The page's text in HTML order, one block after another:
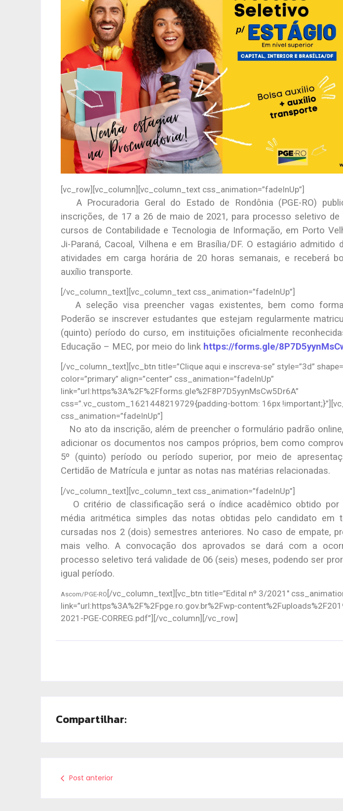
[vc_row][vc_column][vc_column_text css_animation=”fadeInUp”]
A Procuradoria Geral do Estado de Rondônia (PGE-RO)
inscrições, de 17 a 26 de maio de 2021, para processo seletivo
cursos de Contabilidade e Tecnologia de Informação, em Porto
Ji-Paraná, Cacoal, Vilhena e em Brasília/DF. O estagiário admitido
atividades em carga horária de 20 horas semanais, e receberá
auxílio transporte.
[/vc_column_text][vc_column_text css_animation=”fadeInUp”]
A seleção visa preencher vagas existentes, bem como
Poderão se inscrever estudantes que estejam regularmente
(quinto) período do curso, em instituições oficialmente
Educação – MEC, por meio do link https://forms.gle/
[/vc_column_text][vc_btn title=”Clique aqui e inscreva-se” style=”3d”
color=”primary” align=”center” css_animation=”fadeInUp”
link=”url:https%3A%2F%2Fforms.gle%2F8P7D5yynMsCw5Dr6A”
css=”.vc_custom_1621448219729{padding-bottom: 16px
css_animation=”fadeInUp”]
No ato da inscrição, além de preencher o formulário padrão
adicionar os documentos nos campos próprios, bem como
5º (quinto) período ou período superior, por meio de
Certidão de Matrícula e juntar as notas nas matérias relacionadas.
[/vc_column_text][vc_column_text css_animation=”fadeInUp”]
O critério de classificação será o índice acadêmico obtido por
média aritmética simples das notas obtidas pelo candidato em
cursadas nos 2 (dois) semestres anteriores. No caso de empate,
mais velho. A convocação dos aprovados se dará com a
processo seletivo terá validade de 06 (seis) meses, podendo ser
igual período.
Ascom/PGE-RO [/vc_column_text][vc_btn title=”Edital nº 3/2021″
link=”url:https%3A%2F%2Fpge.ro.gov.br%2Fwp-
2021-PGE-CORREG.pdf”][/vc_column][/vc_row]
Compartilhar:
Post anterior